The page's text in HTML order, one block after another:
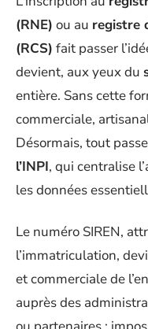
(RNE) ou au registre
(RCS) fait passer
devient, aux yeux du
entière. Sans cette
commerciale,
Désormais, tout
l’INPI, qui centralise
les données
Le numéro SIREN,
l’immatriculation,
et commerciale de
auprès des